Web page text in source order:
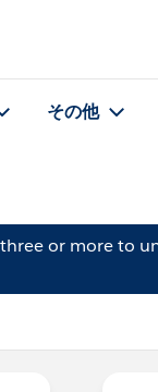
その他
three or more to